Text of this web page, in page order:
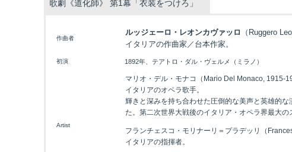
歌劇《道化師》 第1幕「衣装をつけろ」
作曲者
ルッジェーロ・レオンカヴァッロ
（Ruggero
イタリアの作曲家／台本作家。
初演 1892年、テアトロ・ダル・ヴェルメ（ミラノ）
Artist
マリオ・デル・モナコ（Mario Del Monaco, 1915-
イタリアのオペラ歌手。
輝きと深みを持ち合わせた圧倒的な美声と英雄的
た。第二次世界大戦後のイタリア・オペラ界最大の
フランチェスコ・モリナーリ＝プラデッリ（
イタリアの指揮者。